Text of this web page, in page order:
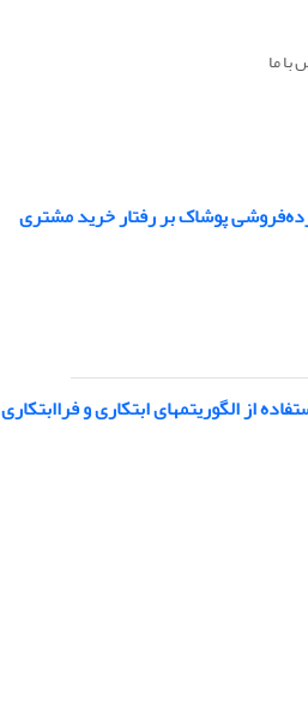
با ما
پوشاک بر رفتار خرید مشتری
از الگوریتم‏های ابتکاری و فراابتکاری